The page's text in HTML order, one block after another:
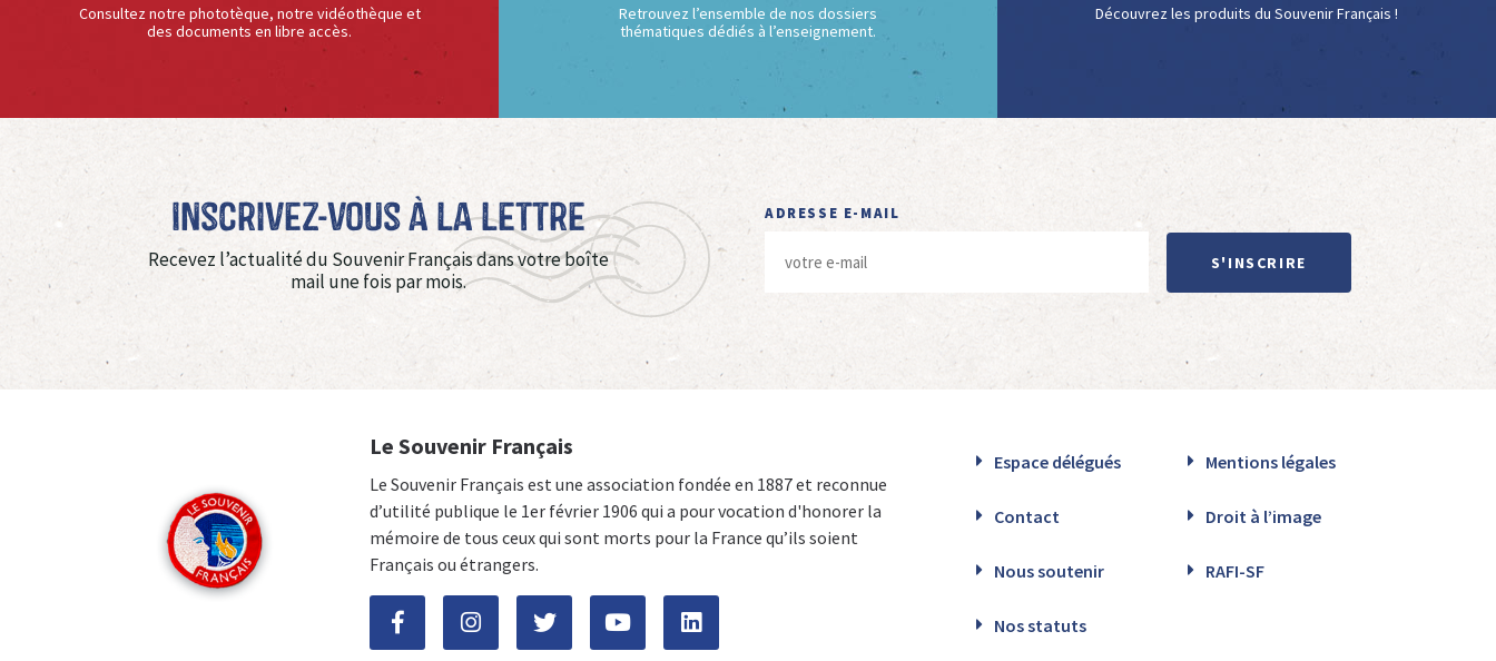
Consultez notre phototèque, notre vidéothèque et
des documents en libre accès.
Retrouvez l’ensemble de nos dossiers
thématiques dédiés à l’enseignement.
Découvrez les produits du Souvenir Français !
Inscrivez-vous à La Lettre
Recevez l’actualité du Souvenir Français dans votre boîte
mail une fois par mois.
ADRESSE E-MAIL
S'INSCRIRE
Le Souvenir Français
Le Souvenir Français est une association fondée en 1887 et reconnue
d’utilité publique le 1er février 1906 qui a pour vocation d'honorer la
mémoire de tous ceux qui sont morts pour la France qu’ils soient
Français ou étrangers.
Espace délégués Mentions légales
Contact Droit à l’image
Nous soutenir RAFI-SF
Nos statuts